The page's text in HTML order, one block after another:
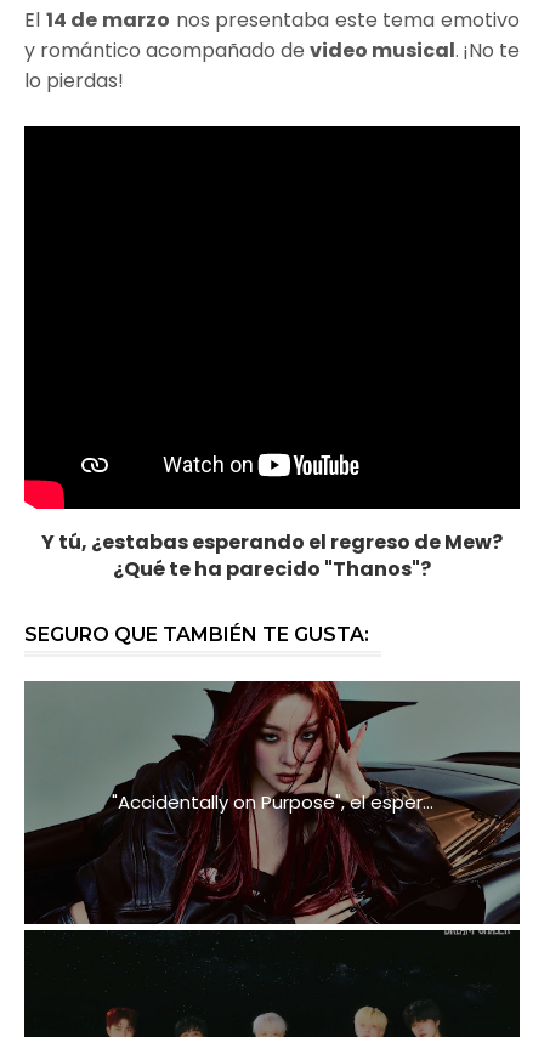
El 14 de marzo nos presentaba este tema emotivo
y romántico acompañado de video musical. ¡No te
lo pierdas!
Y tú, ¿estabas esperando el regreso de Mew?
¿Qué te ha parecido "Thanos"?
SEGURO QUE TAMBIÉN TE GUSTA:
"Accidentally on Purpose", el esper...